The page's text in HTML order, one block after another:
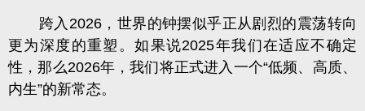
跨入2026，世界的钟摆似乎正从剧烈的震荡转向
更为深度的重塑。如果说2025年我们在适应不确定
性，那么2026年，我们将正式进入一个“低频、高质、
内生”的新常态。